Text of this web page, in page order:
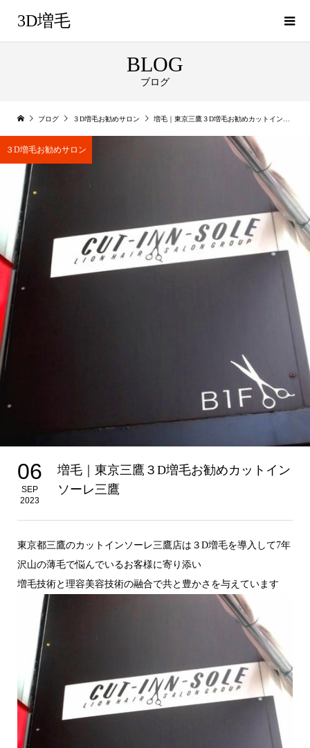
3D増毛
BLOG
ブログ
ブログ ３D増毛お勧めサロン 増毛｜東京三鷹３D増毛お勧めカットインソーレ三鷹
３D増毛お勧めサロン
06
SEP
2023
増毛｜東京三鷹３D増毛お勧めカットイン
ソーレ三鷹
東京都三鷹のカットインソーレ三鷹店は３D増毛を導入して7年
沢山の薄毛で悩んでいるお客様に寄り添い
増毛技術と理容美容技術の融合で共と豊かさを与えています